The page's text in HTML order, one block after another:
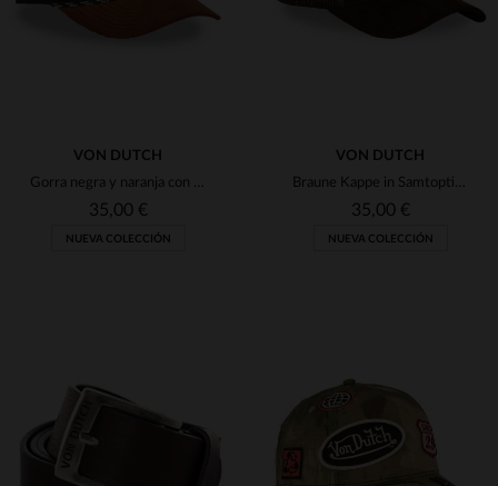
TALLAS DISPONIBLES
VON DUTCH
Gorra negra y naranja con insignia bordada.
35,00 €
NUEVA COLECCIÓN
TALLAS DISPONIBLES
TU
VON DUTCH
Braune Kappe in Samtoptik mit Logo-Abzeichen
35,00 €
NUEVA COLECCIÓN